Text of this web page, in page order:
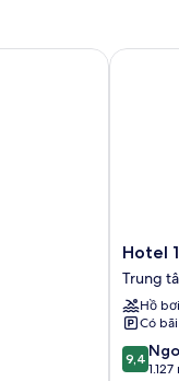
Hotel
1898
Trung
tâm
Hotel
Trung
Hồ bơi
Có
9.4
trên
9,4
Hotel